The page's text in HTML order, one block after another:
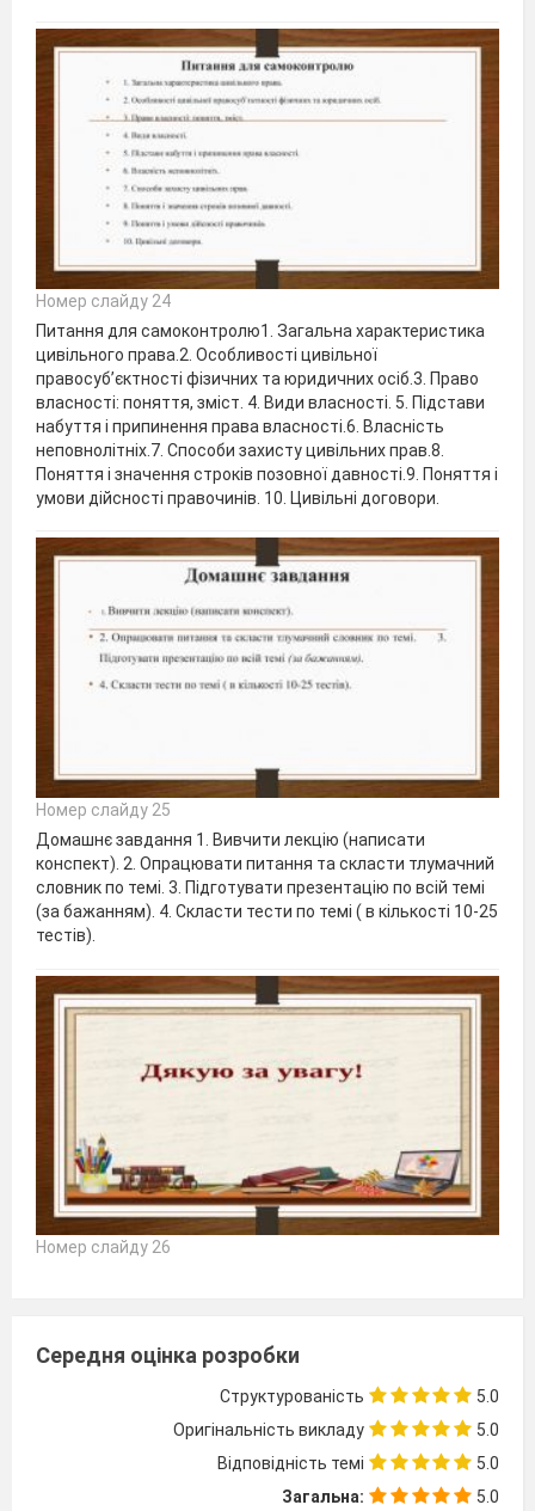
Номер слайду 24
Питання для самоконтролю1. Загальна характеристика
цивільного права.2. Особливості цивільної
правосуб’єктності фізичних та юридичних осіб.3. Право
власності: поняття, зміст. 4. Види власності. 5. Підстави
набуття і припинення права власності.6. Власність
неповнолітніх.7. Способи захисту цивільних прав.8.
Поняття і значення строків позовної давності.9. Поняття і
умови дійсності правочинів. 10. Цивільні договори.
Номер слайду 25
Домашнє завдання 1. Вивчити лекцію (написати
конспект). 2. Опрацювати питання та скласти тлумачний
словник по темі. 3. Підготувати презентацію по всій темі
(за бажанням). 4. Скласти тести по темі ( в кількості 10-25
тестів).
Номер слайду 26
Середня оцінка розробки
Структурованість
5.0
Оригінальність викладу
5.0
Відповідність темі
5.0
Загальна:
5.0